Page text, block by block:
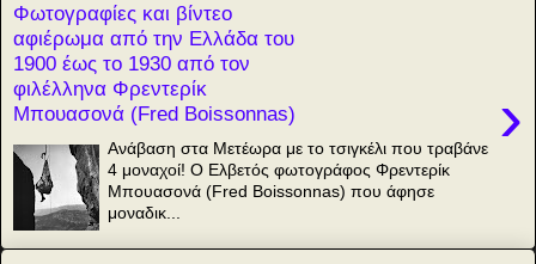
Φωτογραφίες και βίντεο
αφιέρωμα από την Ελλάδα του
1900 έως το 1930 από τον
φιλέλληνα Φρεντερίκ
Μπουασονά (Fred Boissonnas)
›
Ανάβαση στα Μετέωρα με το τσιγκέλι που τραβάνε
4 μοναχοί! Ο Ελβετός φωτογράφος Φρεντερίκ
Μπουασονά (Fred Boissonnas) που άφησε
μοναδικ...